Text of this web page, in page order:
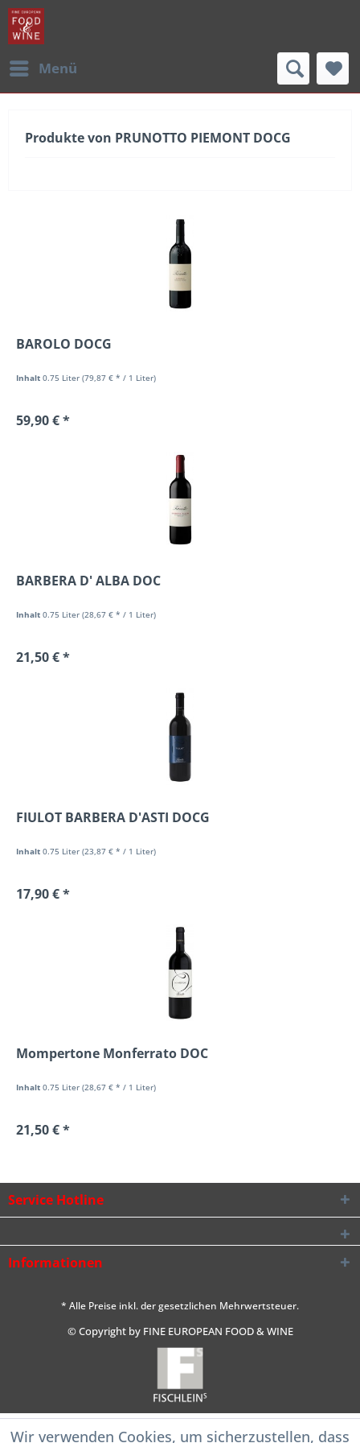
Menü
Produkte von PRUNOTTO PIEMONT DOCG
BAROLO DOCG
Inhalt0.75 Liter(79,87 € * / 1 Liter)
59,90 € *
BARBERA D' ALBA DOC
Inhalt0.75 Liter(28,67 € * / 1 Liter)
21,50 € *
FIULOT BARBERA D'ASTI DOCG
Inhalt0.75 Liter(23,87 € * / 1 Liter)
17,90 € *
Mompertone Monferrato DOC
Inhalt0.75 Liter(28,67 € * / 1 Liter)
21,50 € *
Service Hotline
Informationen
* Alle Preise inkl. der gesetzlichen Mehrwertsteuer.
© Copyright by FINE EUROPEAN FOOD & WINE
Wir verwenden Cookies, um sicherzustellen, dass